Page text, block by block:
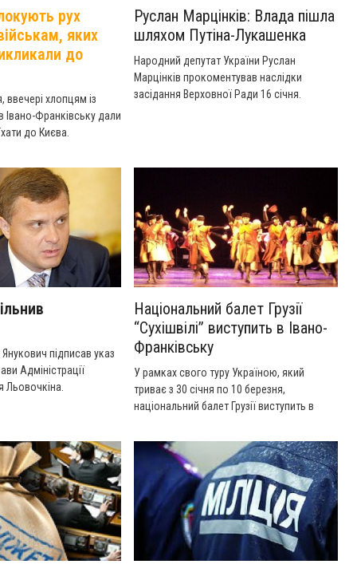
рух
яких
до
ввечері хлопцям із
Івано-Франківську дали
до Києва.
Руслан Марцінків: Влада пішла
шляхом Путіна-Лукашенка
Народний депутат України Руслан
Марцінків прокоментував наслідки
засідання Верховної Ради 16 січня.
підписав указ
Адміністрації
Льовочкіна.
Національний балет Грузії
“Сухішвілі” виступить в Івано-
Франківську
У рамках свого туру Україною, який
триває з 30 січня по 10 березня,
національний балет Грузії виступить в